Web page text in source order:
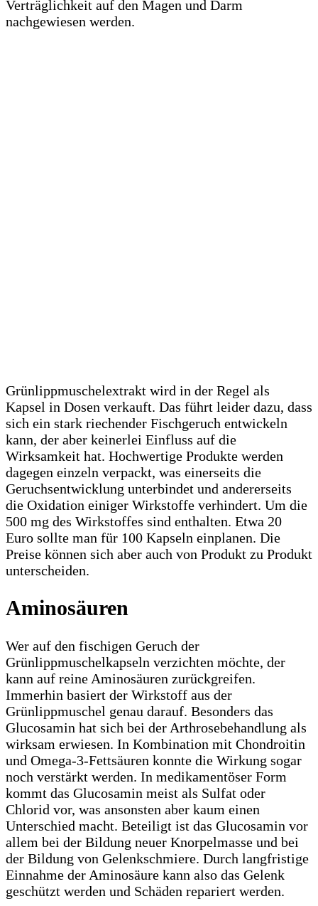
Verträglichkeit auf den Magen und Darm
nachgewiesen werden.
Grünlippmuschelextrakt wird in der Regel als
Kapsel in Dosen verkauft. Das führt leider dazu, dass
sich ein stark riechender Fischgeruch entwickeln
kann, der aber keinerlei Einfluss auf die
Wirksamkeit hat. Hochwertige Produkte werden
dagegen einzeln verpackt, was einerseits die
Geruchsentwicklung unterbindet und andererseits
die Oxidation einiger Wirkstoffe verhindert. Um die
500 mg des Wirkstoffes sind enthalten. Etwa 20
Euro sollte man für 100 Kapseln einplanen. Die
Preise können sich aber auch von Produkt zu Produkt
unterscheiden.
Aminosäuren
Wer auf den fischigen Geruch der
Grünlippmuschelkapseln verzichten möchte, der
kann auf reine Aminosäuren zurückgreifen.
Immerhin basiert der Wirkstoff aus der
Grünlippmuschel genau darauf. Besonders das
Glucosamin hat sich bei der Arthrosebehandlung als
wirksam erwiesen. In Kombination mit Chondroitin
und Omega-3-Fettsäuren konnte die Wirkung sogar
noch verstärkt werden. In medikamentöser Form
kommt das Glucosamin meist als Sulfat oder
Chlorid vor, was ansonsten aber kaum einen
Unterschied macht. Beteiligt ist das Glucosamin vor
allem bei der Bildung neuer Knorpelmasse und bei
der Bildung von Gelenkschmiere. Durch langfristige
Einnahme der Aminosäure kann also das Gelenk
geschützt werden und Schäden repariert werden.